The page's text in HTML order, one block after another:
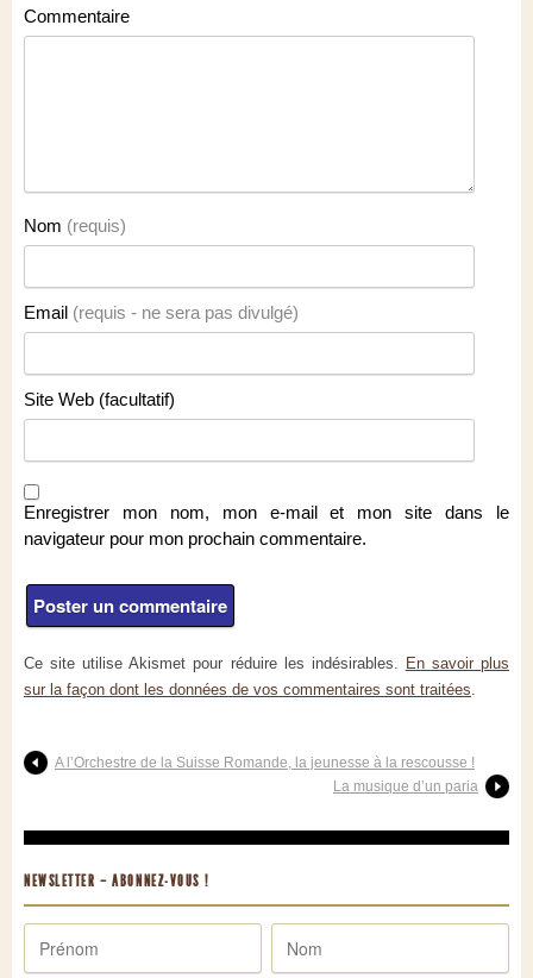
Commentaire
Nom (requis)
Email (requis - ne sera pas divulgé)
Site Web (facultatif)
Enregistrer mon nom, mon e-mail et mon site dans le
navigateur pour mon prochain commentaire.
Ce site utilise Akismet pour réduire les indésirables. En savoir plus
sur la façon dont les données de vos commentaires sont traitées
A l’Orchestre de la Suisse Romande, la jeunesse à la rescousse !
La musique d’un paria
NEWSLETTER – ABONNEZ-VOUS !